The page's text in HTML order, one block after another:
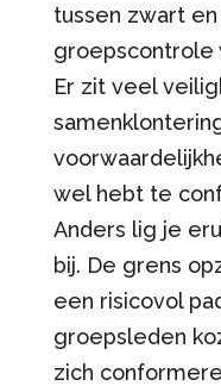
tussen zwart
groepscontrole
Er zit veel
wel hebt te
Anders lig je
bij. De grens
een risicovol
groepsleden
zich